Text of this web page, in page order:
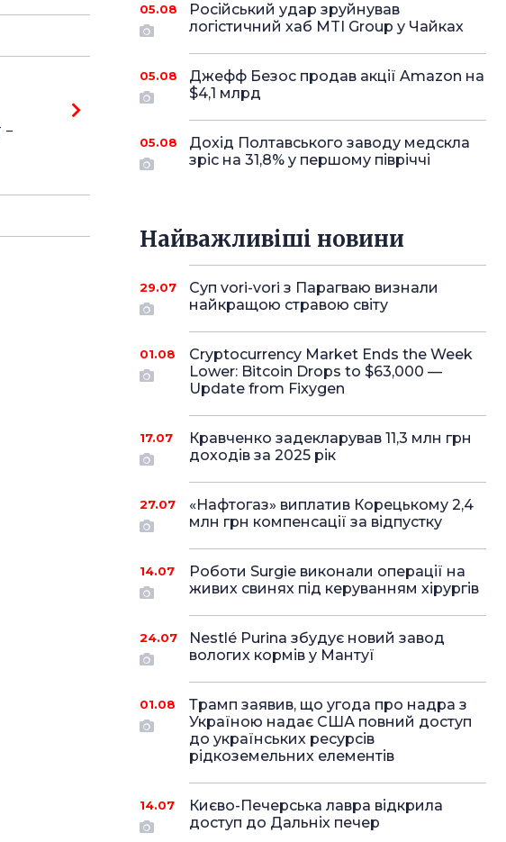
-
05.08
Російський удар зруйнував
логістичний хаб MTI Group у Чайках
05.08
Джефф Безос продав акції Amazon на
$4,1 млрд
05.08
Дохід Полтавського заводу медскла
зріс на 31,8% у першому півріччі
Найважливіші новини
29.07
Суп vori-vori з Парагваю визнали
найкращою стравою світу
01.08
Cryptocurrency Market Ends the Week
Lower: Bitcoin Drops to $63,000 —
Update from Fixygen
17.07
Кравченко задекларував 11,3 млн грн
доходів за 2025 рік
27.07
«Нафтогаз» виплатив Корецькому 2,4
млн грн компенсації за відпустку
14.07
Роботи Surgie виконали операції на
живих свинях під керуванням хірургів
24.07
Nestlé Purina збудує новий завод
вологих кормів у Мантуї
01.08
Трамп заявив, що угода про надра з
Україною надає США повний доступ
до українських ресурсів
рідкоземельних елементів
14.07
Києво-Печерська лавра відкрила
доступ до Дальніх печер